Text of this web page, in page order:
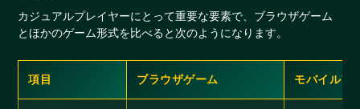
カジュアルプレイヤーにとって重要な要素で、ブラウザゲーム
とほかのゲーム形式を比べると次のようになります。
項目 ブラウザゲーム モバイルア